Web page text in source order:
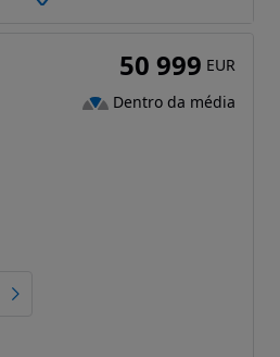
50 999 EUR
Dentro da média